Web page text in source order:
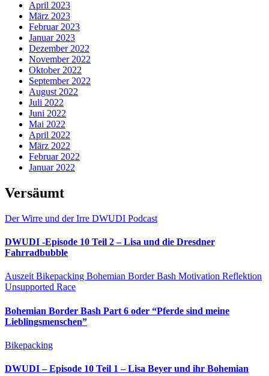
April 2023
März 2023
Februar 2023
Januar 2023
Dezember 2022
November 2022
Oktober 2022
September 2022
August 2022
Juli 2022
Juni 2022
Mai 2022
April 2022
März 2022
Februar 2022
Januar 2022
Versäumt
Der Wirre und der Irre DWUDI Podcast
DWUDI -Episode 10 Teil 2 – Lisa und die Dresdner
Fahrradbubble
AuszeitBikepacking Bohemian Border Bash Motivation Reflektion
Unsupported Race
Bohemian Border Bash Part 6 oder “Pferde sind meine
Lieblingsmenschen”
Bikepacking
DWUDI – Episode 10 Teil 1 – Lisa Beyer und ihr Bohemian